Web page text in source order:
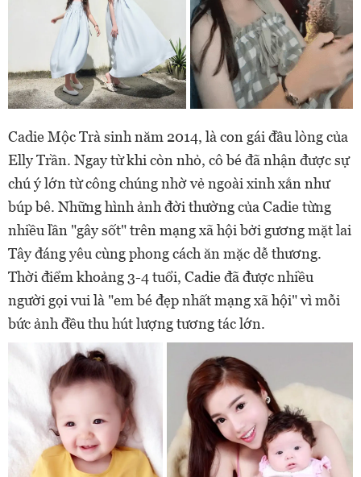
Cadie Mộc Trà sinh năm 2014, là con gái đầu lòng của
Elly Trần. Ngay từ khi còn nhỏ, cô bé đã nhận được sự
chú ý lớn từ công chúng nhờ vẻ ngoài xinh xắn như
búp bê. Những hình ảnh đời thường của Cadie từng
nhiều lần "gây sốt" trên mạng xã hội bởi gương mặt lai
Tây đáng yêu cùng phong cách ăn mặc dễ thương.
Thời điểm khoảng 3-4 tuổi, Cadie đã được nhiều
người gọi vui là "em bé đẹp nhất mạng xã hội" vì mỗi
bức ảnh đều thu hút lượng tương tác lớn.